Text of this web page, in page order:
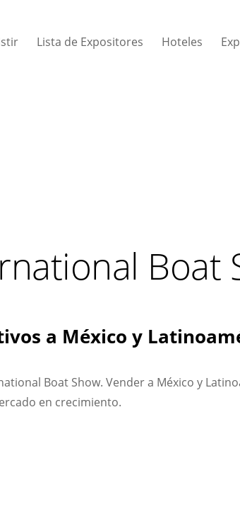
Lista de Expositores Hoteles
Boat
a México y
Boat Show. Vender a México y
en crecimiento.